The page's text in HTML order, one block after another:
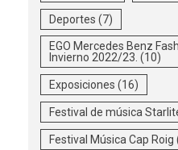
Deportes (7)
EGO Mercedes Benz
Invierno 2022/23. (10)
Exposiciones (16)
Festival de música
Festival Música Cap Roig